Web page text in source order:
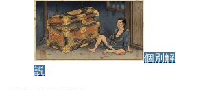
個別解
説